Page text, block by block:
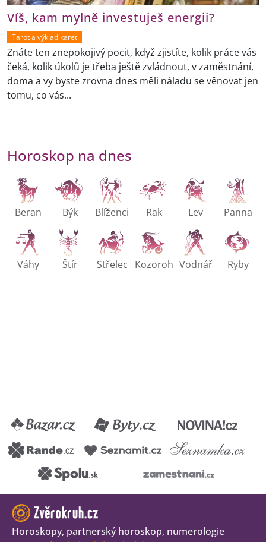
Víš, kam mylně investuješ energii?
Tarot a výklad karet
Znáte ten znepokojivý pocit, když zjistíte, kolik práce vás
čeká, kolik úkolů je třeba ještě zvládnout, v zaměstnání,
doma a vy byste zrovna dnes měli náladu se věnovat jen
tomu, co vás...
Horoskop na dnes
Beran Býk Blíženci Rak Lev Panna
Váhy Štír Střelec Kozoroh Vodnář Ryby
Horoskopy, partnerský horoskop, numerologie